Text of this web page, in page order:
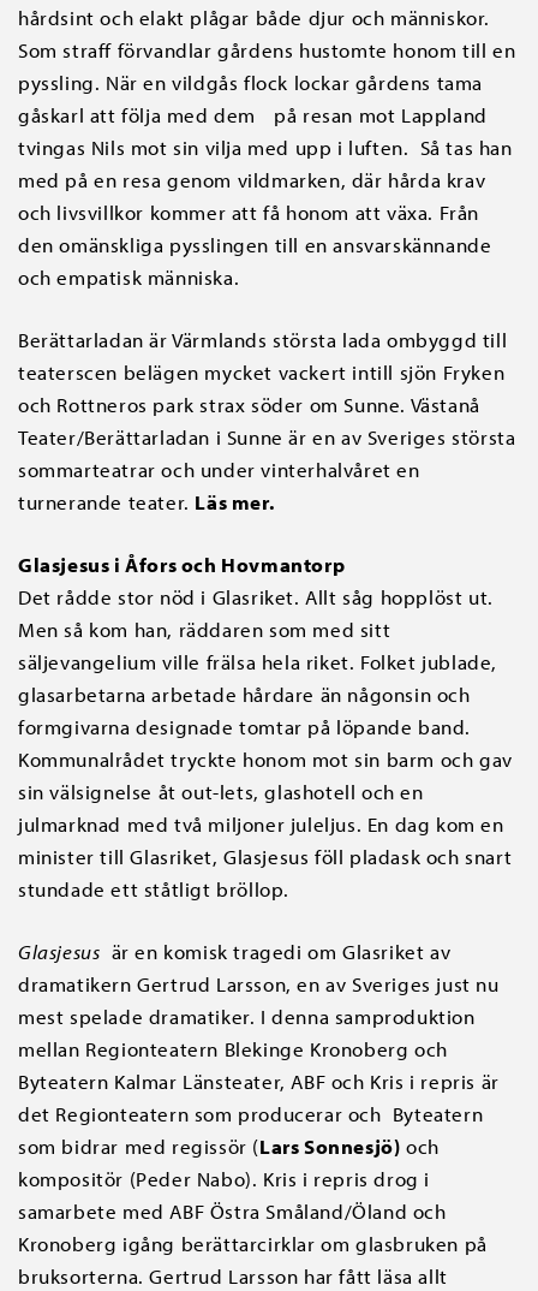
hårdsint och elakt plågar både djur och människor.
Som straff förvandlar gårdens hustomte honom till en
pyssling. När en vildgås flock lockar gårdens tama
gåskarl att följa med dem på resan mot Lappland
tvingas Nils mot sin vilja med upp i luften. Så tas han
med på en resa genom vildmarken, där hårda krav
och livsvillkor kommer att få honom att växa. Från
den omänskliga pysslingen till en ansvarskännande
och empatisk människa.
Berättarladan är Värmlands största lada ombyggd till
teaterscen belägen mycket vackert intill sjön Fryken
och Rottneros park strax söder om Sunne. Västanå
Teater/Berättarladan i Sunne är en av Sveriges största
sommarteatrar och under vinterhalvåret en
turnerande teater. Läs mer.
Glasjesus iÅfors och Hovmantorp
Det rådde stor nöd i Glasriket. Allt såg hopplöst ut.
Men så kom han, räddaren som med sitt
säljevangelium ville frälsa hela riket. Folket jublade,
glasarbetarna arbetade hårdare än någonsin och
formgivarna designade tomtar på löpande band.
Kommunalrådet tryckte honom mot sin barm och gav
sin välsignelse åt out-lets, glashotell och en
julmarknad med två miljoner juleljus. En dag kom en
minister till Glasriket, Glasjesus föll pladask och snart
stundade ett ståtligt bröllop.
Glasjesus är en komisk tragedi om Glasriket av
dramatikern Gertrud Larsson, en av Sveriges just nu
mest spelade dramatiker. I denna samproduktion
mellan Regionteatern Blekinge Kronoberg och
Byteatern Kalmar Länsteater, ABF och Kris i repris är
det Regionteatern som producerar och Byteatern
som bidrar med regissör (Lars Sonnesjö) och
kompositör (Peder Nabo). Kris i repris drog i
samarbete med ABF Östra Småland/Öland och
Kronoberg igång berättarcirklar om glasbruken på
bruksorterna. Gertrud Larsson har fått läsa allt